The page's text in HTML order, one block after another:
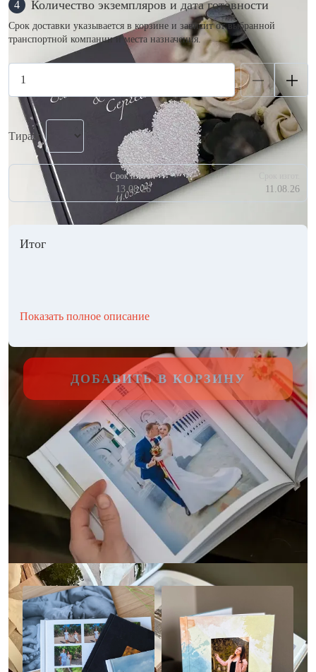
4 Количество экземпляров и дата готовности
Срок доставки указывается в корзине и зависит от выбранной
транспортной компании и места назначения.
Тираж
Срок изгот.
13.08.26 11.08.26
Итог
Показать полное описание
ДОБАВИТЬ В КОРЗИНУ
Другие стили фотокниг